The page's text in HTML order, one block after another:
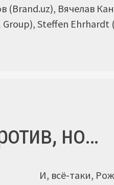
(Brand.uz), Вячелав
Steffen Ehrhardt
но…
И, всё-таки,